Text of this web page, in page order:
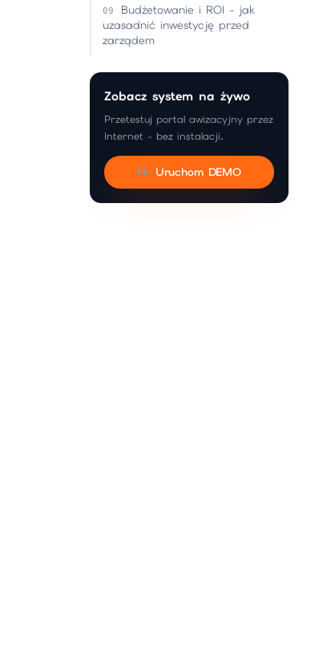
Budżetowanie i ROI - jak
uzasadnić inwestycję przed
zarządem
Zobacz system na żywo
Przetestuj portal awizacyjny przez
Internet - bez instalacji.
Uruchom DEMO